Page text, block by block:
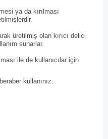
ya da kırılması
üretilmiş olan kırıcı delici
sunarlar.
ile de kullanıcılar için
kullanınız.